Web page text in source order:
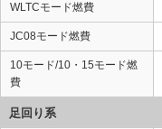
WLTCモード燃費
JC08モード燃費
10モード/10・15モード燃
費
足回り系